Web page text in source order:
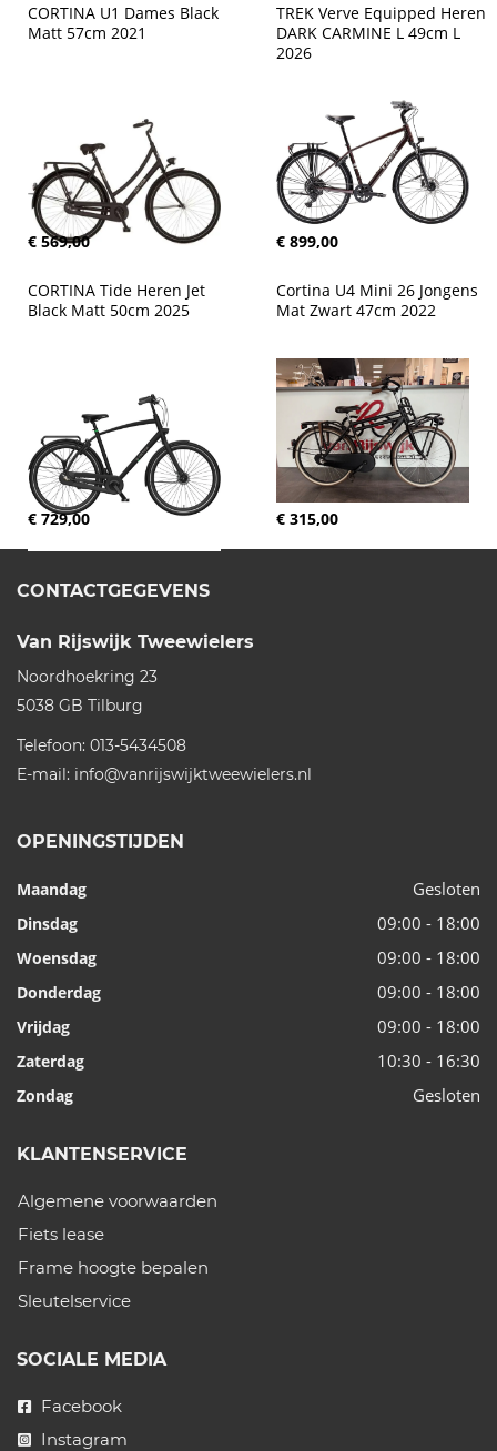
CORTINA U1 Dames Black
Matt 57cm 2021
€ 569,00
TREK Verve Equipped Heren
DARK CARMINE L 49cm L
2026
€ 899,00
CORTINA Tide Heren Jet
Black Matt 50cm 2025
€ 729,00
Cortina U4 Mini 26 Jongens
Mat Zwart 47cm 2022
€ 315,00
CONTACTGEGEVENS
Van Rijswijk Tweewielers
Noordhoekring 23
5038 GB Tilburg
Telefoon: 013-5434508
E-mail: info@vanrijswijktweewielers.nl
OPENINGSTIJDEN
Maandag Gesloten
Dinsdag 09:00 - 18:00
Woensdag 09:00 - 18:00
Donderdag 09:00 - 18:00
Vrijdag 09:00 - 18:00
Zaterdag 10:30 - 16:30
Zondag Gesloten
KLANTENSERVICE
Algemene voorwaarden
Fiets lease
Frame hoogte bepalen
Sleutelservice
SOCIALE MEDIA
Facebook
Instagram